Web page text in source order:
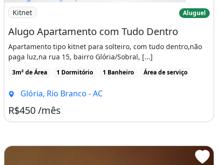
Imagem: Alugo Apartamento com Tudo Dentro
Kitnet Aluguel
Alugo Apartamento com Tudo Dentro
Apartamento tipo kitnet para solteiro, com tudo dentro,não
paga luz,na rua 15, bairro Glória/Sobral, [...]
3m² de Área 1 Dormitório 1 Banheiro Área de serviço
Glória, Rio Branco - AC
R$450 /mês